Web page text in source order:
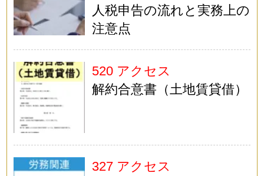
人税申告の流れと実務上の
注意点
520 アクセス
解約合意書（土地賃貸借）
327 アクセス